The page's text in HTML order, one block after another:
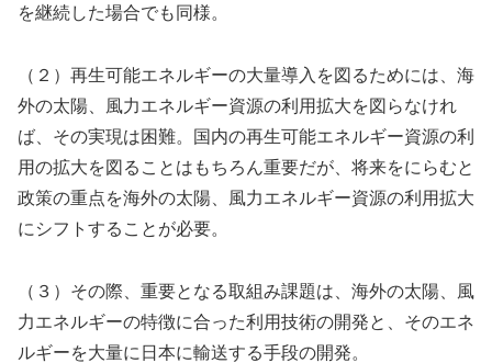
を継続した場合でも同様。
（２）再生可能エネルギーの大量導入を図るためには、海
外の太陽、風力エネルギー資源の利用拡大を図らなけれ
ば、その実現は困難。国内の再生可能エネルギー資源の利
用の拡大を図ることはもちろん重要だが、将来をにらむと
政策の重点を海外の太陽、風力エネルギー資源の利用拡大
にシフトすることが必要。
（３）その際、重要となる取組み課題は、海外の太陽、風
力エネルギーの特徴に合った利用技術の開発と、そのエネ
ルギーを大量に日本に輸送する手段の開発。